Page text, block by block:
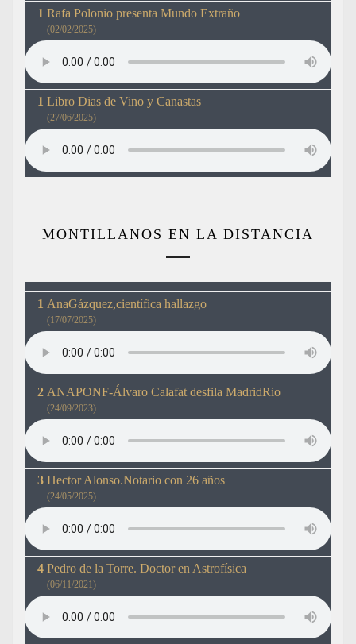
Rafa Polonio presenta Mundo Extraño
(02/02/2025)
Libro Dias de Vino y Canastas
(27/06/2025)
MONTILLANOS EN LA DISTANCIA
AnaGázquez,científica hallazgo
(17/07/2025)
ANAPONF-Álvaro Calafat desfila MadridRio
(24/09/2023)
Hector Alonso.Notario con 26 años
(24/05/2025)
Pedro de la Torre. Doctor en Astrofísica
(06/11/2021)